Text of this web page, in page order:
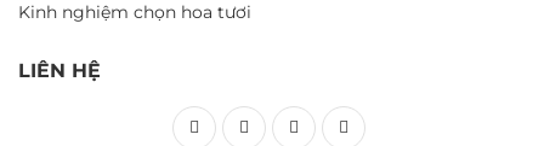
Kinh nghiệm chọn hoa tươi
LIÊN HỆ